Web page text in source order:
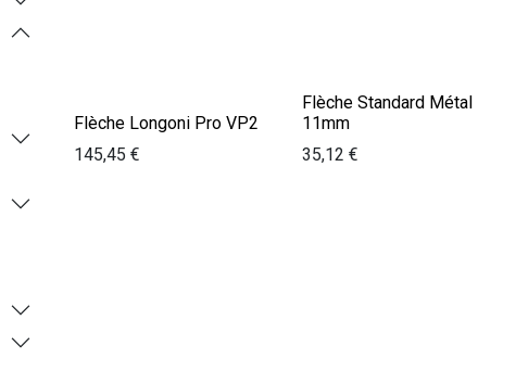
Flèche Longoni Pro VP2
145,45 €
Flèche Standard Métal
11mm
35,12 €